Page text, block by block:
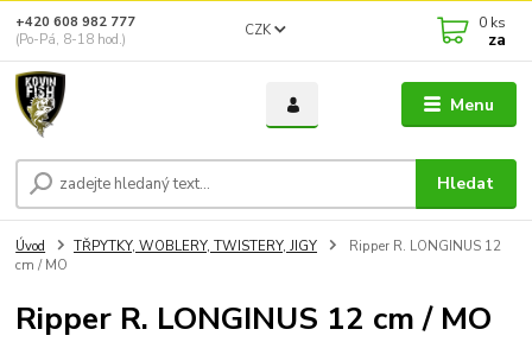
Menu
CZK
Hledat
+420 608 982 777
(Po-Pá, 8-18 hod.)
0 ks
za
Úvod TŘPYTKY, WOBLERY, TWISTERY, JIGY
Ripper R. LONGINUS 12
cm / MO
Ripper R. LONGINUS 12 cm / MO